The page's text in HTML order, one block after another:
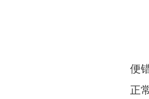
便
正